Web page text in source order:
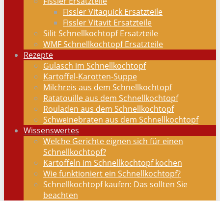
Fissler Vitaquick Ersatzteile
Fissler Vitavit Ersatzteile
Silit Schnellkochtopf Ersatzteile
WMF Schnellkochtopf Ersatzteile
Rezepte
Gulasch im Schnellkochtopf
Kartoffel-Karotten-Suppe
Milchreis aus dem Schnellkochtopf
Ratatouille aus dem Schnellkochtopf
Rouladen aus dem Schnellkochtopf
Schweinebraten aus dem Schnellkochtopf
Wissenswertes
Welche Gerichte eignen sich für einen
Schnellkochtopf?
Kartoffeln im Schnellkochtopf kochen
Wie funktioniert ein Schnellkochtopf?
Schnellkochtopf kaufen: Das sollten Sie
beachten